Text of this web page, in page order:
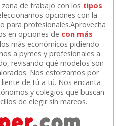
de trabajo con los tipos
opciones con la
para profesionales.Aprovecha
en opciones de con más
más económicos pidiendo
a pymes y profesionales a
revisando qué modelos son
Nos esforzamos por
de tú a tú. Nos encanta
y colegios que buscan
de elegir sin mareos.